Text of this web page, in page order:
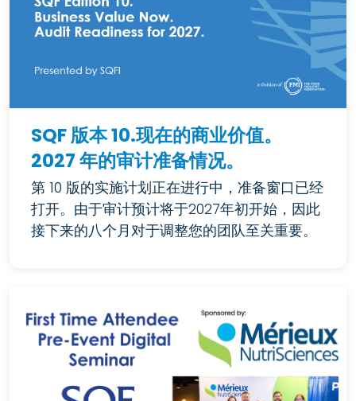
SQF 版本 10.现在的商业价值。
2027 年的审计准备情况。
第 10 版的实施计划正在进行中，准备窗口已经
打开。由于审计预计将于2027年初开始，因此
接下来的八个月对于调整您的团队至关重要。